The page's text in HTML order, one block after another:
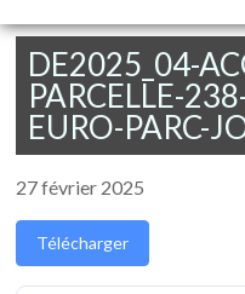
DE2025_04-
PARCELLE-
EURO-PARC-
27 février 2025
Télécharger